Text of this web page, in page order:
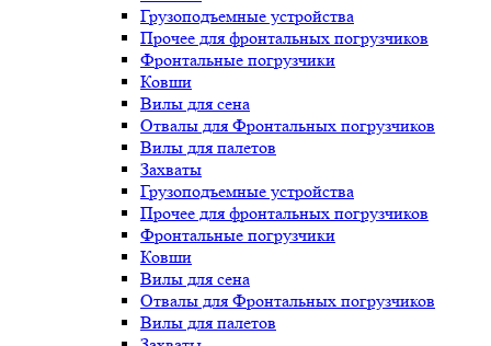
Грузоподъемные устройства
Прочее для фронтальных погрузчиков
Фронтальные погрузчики
Ковши
Вилы для сена
Отвалы для Фронтальных погрузчиков
Вилы для палетов
Захваты
Грузоподъемные устройства
Прочее для фронтальных погрузчиков
Фронтальные погрузчики
Ковши
Вилы для сена
Отвалы для Фронтальных погрузчиков
Вилы для палетов